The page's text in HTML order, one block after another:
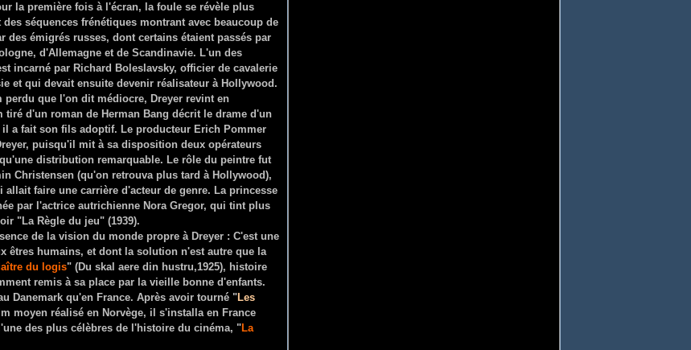
la première fois à l'écran, la foule se révèle plus
séquences frénétiques montrant avec beaucoup de
des émigrés russes, dont certains étaient passés par
d'Allemagne et de Scandinavie. L'un des
incarné par Richard Boleslavsky, officier de cavalerie
et qui devait ensuite devenir réalisateur à Hollywood.
perdu que l'on dit médiocre, Dreyer revint en
d'un roman de Herman Bang décrit le drame d'un
a fait son fils adoptif. Le producteur Erich Pommer
puisqu'il mit à sa disposition deux opérateurs
distribution remarquable. Le rôle du peintre fut
Christensen (qu'on retrouva plus tard à Hollywood),
allait faire une carrière d'acteur de genre. La princesse
par l'actrice autrichienne Nora Gregor, qui tint plus
"La Règle du jeu" (1939).
de la vision du monde propre à Dreyer : C'est une
êtres humains, et dont la solution n'est autre que la
du logis" (Du skal aere din hustru,1925), histoire
remis à sa place par la vieille bonne d'enfants.
Danemark qu'en France. Après avoir tourné "Les
moyen réalisé en Norvège, il s'installa en France
des plus célèbres de l'histoire du cinéma, "La